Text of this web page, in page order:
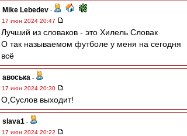
Mike Lebedev -
17 июн 2024 20:47
Лучший из словаков - это Хилель Словак
О так называемом футболе у меня на сегодня
всё
авоська -
17 июн 2024 20:30
О,Суслов выходит!
slava1 -
17 июн 2024 20:22